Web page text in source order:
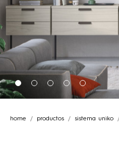
home productos sistema uniko